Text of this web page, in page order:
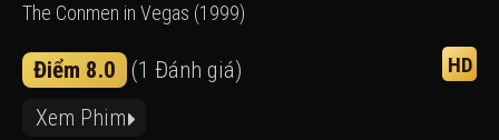
The Conmen in Vegas (1999)
Điểm 8.0 (1 Đánh giá) HD
Xem Phim